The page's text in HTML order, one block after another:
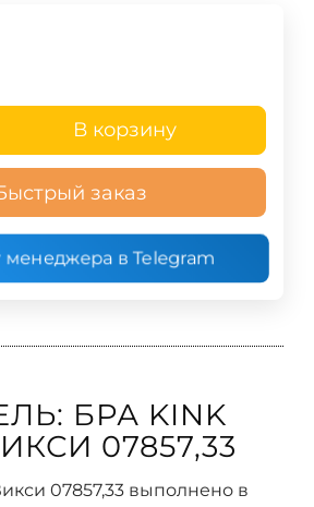
В корзину
заказ
менеджера в Telegram
БРА KINK
07857,33
07857,33 выполнено в